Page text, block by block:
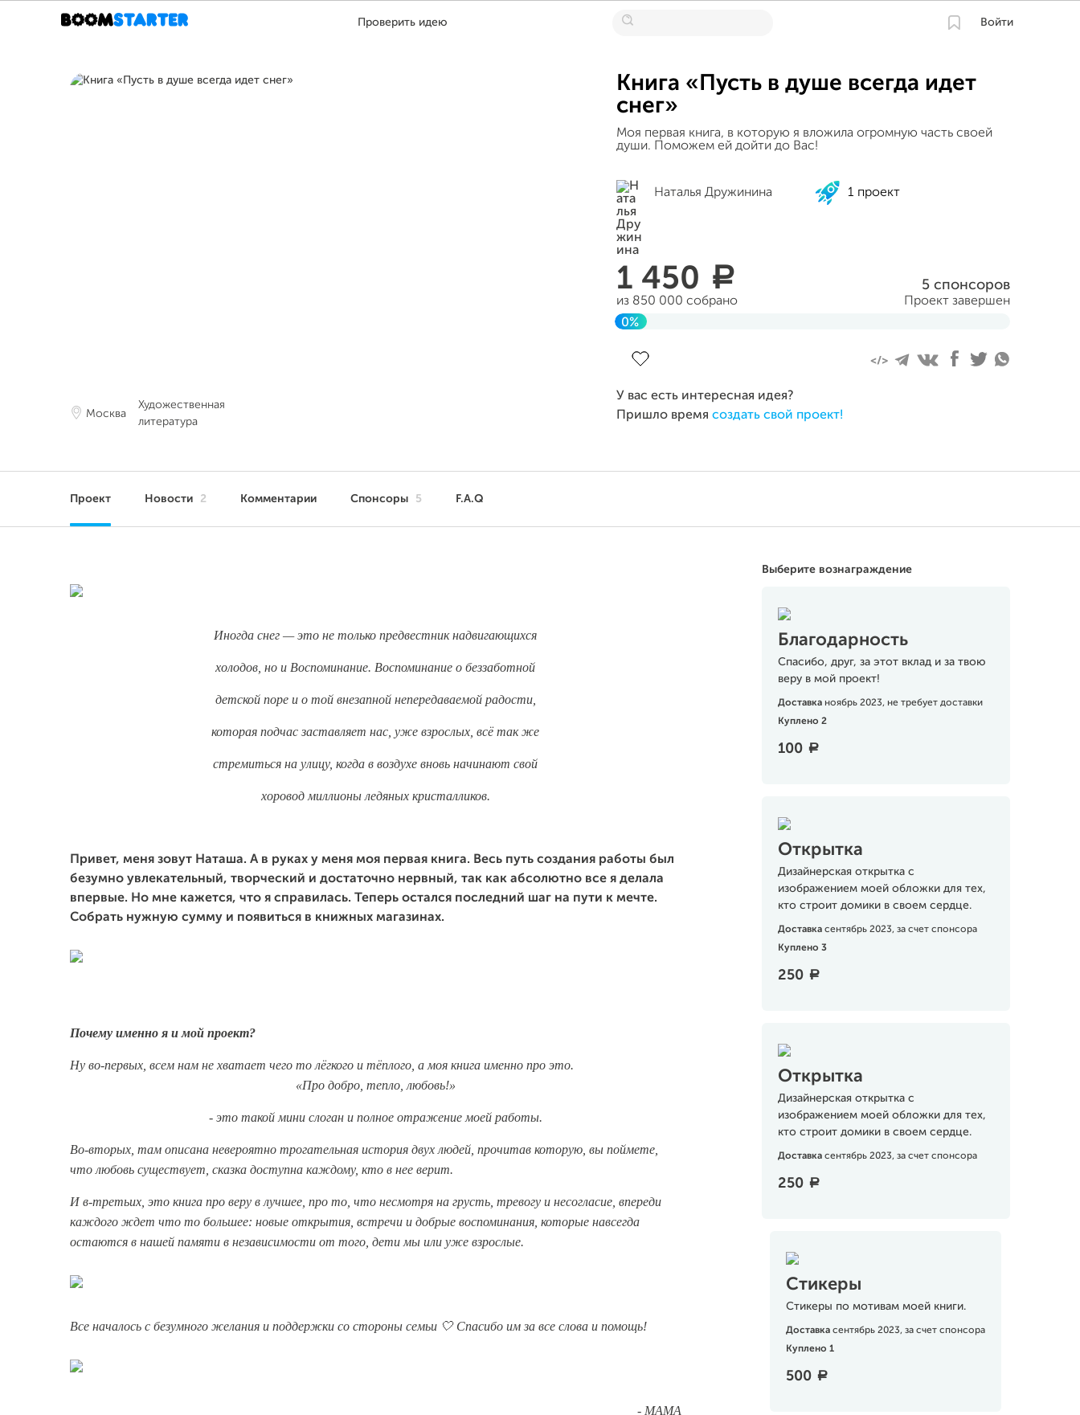
Проверить идею Войти
Москва
Художественная
литература
Книга «Пусть в душе всегда идет
снег»
Моя первая книга, в которую я вложила огромную часть своей
души. Поможем ей дойти до Вас!
Наталья Дружинина 1 проект
1 450 a
из 850 000 собрано
5 спонсоров
Проект завершен
0%
У вас есть интересная идея?
Пришло время создать свой проект!
Проект Новости 2 Комментарии Спонсоры 5 F.A.Q
Выберите вознаграждение
Благодарность
Спасибо, друг, за этот вклад и за твою
веру в мой проект!
Доставка ноябрь 2023, не требует доставки
Куплено 2
100 a
Открытка
Дизайнерская открытка с
изображением моей обложки для тех,
кто строит домики в своем сердце.
Доставка сентябрь 2023, за счет спонсора
Куплено 3
250 a
Открытка
Дизайнерская открытка с
изображением моей обложки для тех,
кто строит домики в своем сердце.
Доставка сентябрь 2023, за счет спонсора
250 a
Стикеры
Стикеры по мотивам моей книги.
Доставкасентябрь 2023, за счет спонсора
Куплено 1
500 a
Иногда снег — это не только предвестник надвигающихся
холодов, но и Воспоминание. Воспоминание о беззаботной
детской поре и о той внезапной непередаваемой радости,
которая подчас заставляет нас, уже взрослых, всё так же
стремиться на улицу, когда в воздухе вновь начинают свой
хоровод миллионы ледяных кристалликов.
Привет, меня зовут Наташа. А в руках у меня моя первая книга. Весь путь создания работы был
безумно увлекательный, творческий и достаточно нервный, так как абсолютно все я делала
впервые. Но мне кажется, что я справилась. Теперь остался последний шаг на пути к мечте.
Собрать нужную сумму и появиться в книжных магазинах.
Почему именно я и мой проект?
Ну во-первых, всем нам не хватает чего то лёгкого и тёплого, а моя книга именно про это.
«Про добро, тепло, любовь!»
- это такой мини слоган и полное отражение моей работы.
Во-вторых, там описана невероятно трогательная история двух людей, прочитав которую, вы поймете,
что любовь существует, сказка доступна каждому, кто в нее верит.
И в-третьих, это книга про веру в лучшее, про то, что несмотря на грусть, тревогу и несогласие, впереди
каждого ждет что то большее: новые открытия, встречи и добрые воспоминания, которые навсегда
остаются в нашей памяти в независимости от того, дети мы или уже взрослые.
Все началось с безумного желания и поддержки со стороны семьи 🤍 Спасибо им за все слова и помощь!
- МАМА